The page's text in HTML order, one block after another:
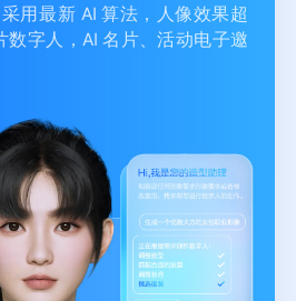
用最新 AI 算法，人像效果超
数字人，AI 名片、活动电子邀